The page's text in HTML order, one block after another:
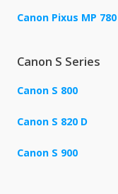
Canon Pixus MP 780
Canon S Series
Canon S 800
Canon S 820 D
Canon S 900